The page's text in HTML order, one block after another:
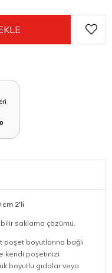
cm 2'li
saklama çözümü.
boyutlarına bağlı
kendi poşetinizi
boyutlu gıdalar veya